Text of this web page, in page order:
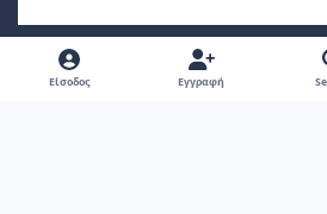
Light ModeDark ModeSystem Preference
Είσοδος Εγγραφή